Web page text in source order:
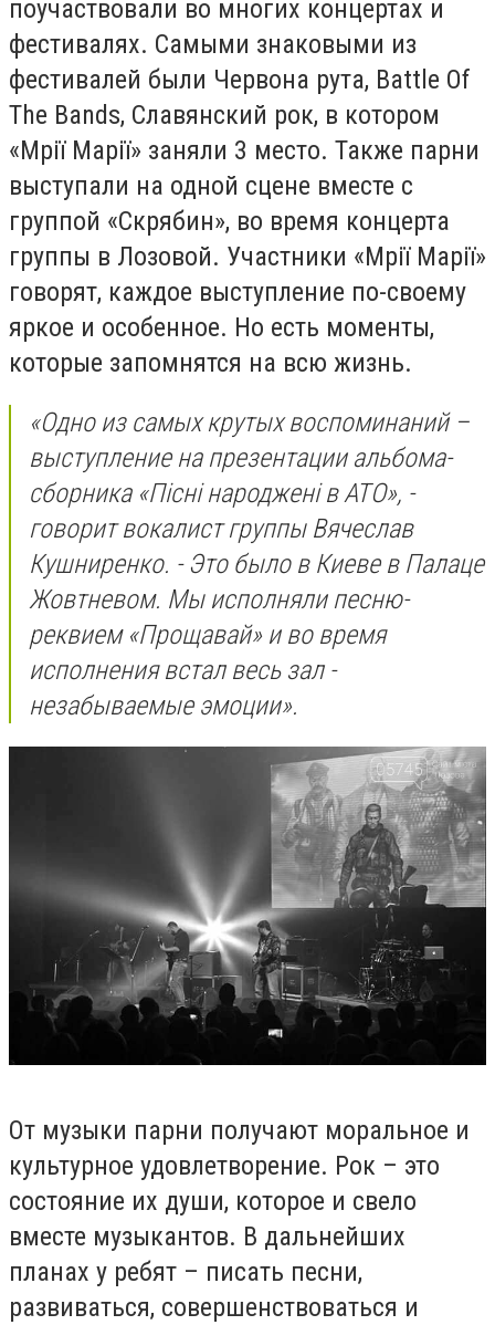
поучаствовали во многих концертах и
фестивалях. Самыми знаковыми из
фестивалей были Червона рута, Battle Of
The Bands, Славянский рок, в котором
«Мрії Марії» заняли 3 место. Также парни
выступали на одной сцене вместе с
группой «Скрябин», во время концерта
группы в Лозовой. Участники «Мрії Марії»
говорят, каждое выступление по-своему
яркое и особенное. Но есть моменты,
которые запомнятся на всю жизнь.
«Одно из самых крутых воспоминаний –
выступление на презентации альбома-
сборника «Пісні народжені в АТО», -
говорит вокалист группы Вячеслав
Кушниренко. - Это было в Киеве в Палаце
Жовтневом. Мы исполняли песню-
реквием «Прощавай» и во время
исполнения встал весь зал -
незабываемые эмоции».
От музыки парни получают моральное и
культурное удовлетворение. Рок – это
состояние их души, которое и свело
вместе музыкантов. В дальнейших
планах у ребят – писать песни,
развиваться, совершенствоваться и